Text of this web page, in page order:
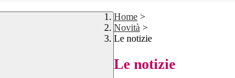
Home >
Novità >
Le notizie
Le notizie